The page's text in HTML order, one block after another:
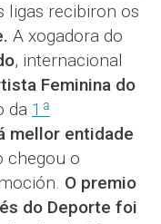
ligas recibiron os
A xogadora do
, internacional
Feminina do
da 1ª
mellor entidade
chegou o
O premio
do Deporte foi